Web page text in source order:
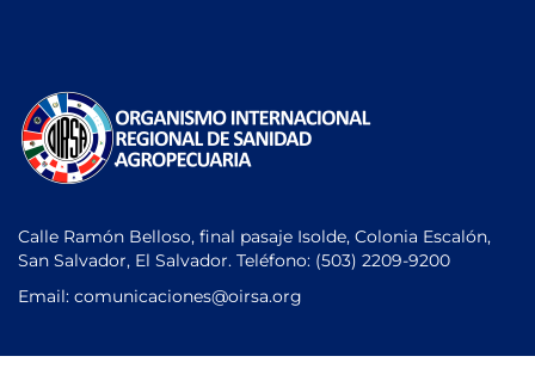
Calle Ramón Belloso, final pasaje Isolde, Colonia Escalón,
San Salvador, El Salvador. Teléfono: (503) 2209-9200
Email: comunicaciones@oirsa.org